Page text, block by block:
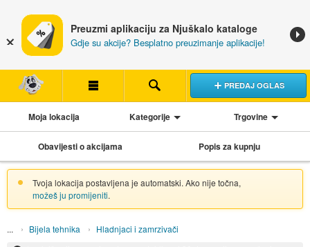
Preuzmi aplikaciju za Njuškalo kataloge
Gdje su akcije? Besplatno preuzimanje aplikacije!
PREDAJ OGLAS
Moja lokacija Kategorije Trgovine
Obavijesti o akcijama Popis za kupnju
Tvoja lokacija postavljena je automatski. Ako nije točna,
možeš ju promijeniti.
Bijela tehnika
Hladnjaci i zamrzivači